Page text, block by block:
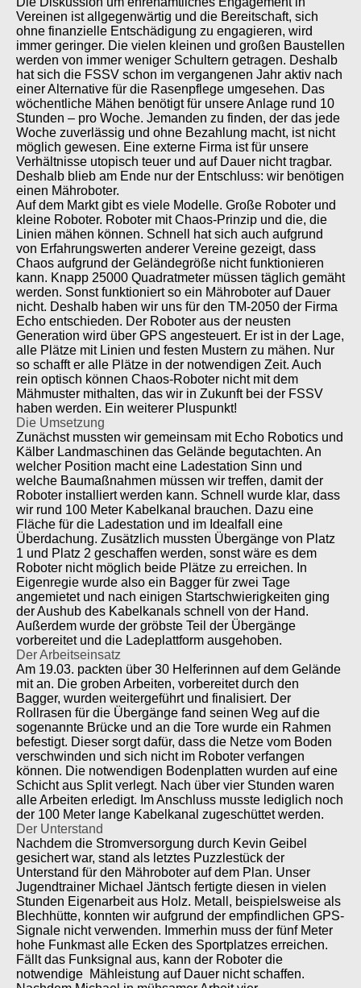
Vereinen ist allgegenwärtig und die Bereitschaft, sich
ohne finanzielle Entschädigung zu engagieren, wird
immer geringer. Die vielen kleinen und großen Baustellen
werden von immer weniger Schultern getragen. Deshalb
hat sich die FSSV schon im vergangenen Jahr aktiv nach
einer Alternative für die Rasenpflege umgesehen. Das
wöchentliche Mähen benötigt für unsere Anlage rund 10
Stunden – pro Woche. Jemanden zu finden, der das jede
Woche zuverlässig und ohne Bezahlung macht, ist nicht
möglich gewesen. Eine externe Firma ist für unsere
Verhältnisse utopisch teuer und auf Dauer nicht tragbar.
Deshalb blieb am Ende nur der Entschluss: wir benötigen
einen Mähroboter.
Auf dem Markt gibt es viele Modelle. Große Roboter und
kleine Roboter. Roboter mit Chaos-Prinzip und die, die
Linien mähen können. Schnell hat sich auch aufgrund
von Erfahrungswerten anderer Vereine gezeigt, dass
Chaos aufgrund der Geländegröße nicht funktionieren
kann. Knapp 25000 Quadratmeter müssen täglich gemäht
werden. Sonst funktioniert so ein Mähroboter auf Dauer
nicht. Deshalb haben wir uns für den TM-2050 der Firma
Echo entschieden. Der Roboter aus der neusten
Generation wird über GPS angesteuert. Er ist in der Lage,
alle Plätze mit Linien und festen Mustern zu mähen. Nur
so schafft er alle Plätze in der notwendigen Zeit. Auch
rein optisch können Chaos-Roboter nicht mit dem
Mähmuster mithalten, das wir in Zukunft bei der FSSV
haben werden. Ein weiterer Pluspunkt!
Die Umsetzung
Zunächst mussten wir gemeinsam mit Echo Robotics und
Kälber Landmaschinen das Gelände begutachten. An
welcher Position macht eine Ladestation Sinn und
welche Baumaßnahmen müssen wir treffen, damit der
Roboter installiert werden kann. Schnell wurde klar, dass
wir rund 100 Meter Kabelkanal brauchen. Dazu eine
Fläche für die Ladestation und im Idealfall eine
Überdachung. Zusätzlich mussten Übergänge von Platz
1 und Platz 2 geschaffen werden, sonst wäre es dem
Roboter nicht möglich beide Plätze zu erreichen. In
Eigenregie wurde also ein Bagger für zwei Tage
angemietet und nach einigen Startschwierigkeiten ging
der Aushub des Kabelkanals schnell von der Hand.
Außerdem wurde der gröbste Teil der Übergänge
vorbereitet und die Ladeplattform ausgehoben.
Der Arbeitseinsatz
Am 19.03. packten über 30 Helferinnen auf dem Gelände
mit an. Die groben Arbeiten, vorbereitet durch den
Bagger, wurden weitergeführt und finalisiert. Der
Rollrasen für die Übergänge fand seinen Weg auf die
sogenannte Brücke und an die Tore wurde ein Rahmen
befestigt. Dieser sorgt dafür, dass die Netze vom Boden
verschwinden und sich nicht im Roboter verfangen
können. Die notwendigen Bodenplatten wurden auf eine
Schicht aus Split verlegt. Nach über vier Stunden waren
alle Arbeiten erledigt. Im Anschluss musste lediglich noch
der 100 Meter lange Kabelkanal zugeschüttet werden.
Der Unterstand
Nachdem die Stromversorgung durch Kevin Geibel
gesichert war, stand als letztes Puzzlestück der
Unterstand für den Mähroboter auf dem Plan. Unser
Jugendtrainer Michael Jäntsch fertigte diesen in vielen
Stunden Eigenarbeit aus Holz. Metall, beispielsweise als
Blechhütte, konnten wir aufgrund der empfindlichen GPS-
Signale nicht verwenden. Immerhin muss der fünf Meter
hohe Funkmast alle Ecken des Sportplatzes erreichen.
Fällt das Funksignal aus, kann der Roboter die
notwendige Mähleistung auf Dauer nicht schaffen.